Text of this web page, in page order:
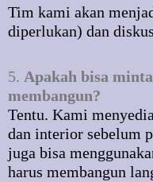
Tim kami akan
diperlukan) dan
5. Apakah bisa
membangun?
Tentu. Kami
dan interior sebelum
juga bisa
harus membangun